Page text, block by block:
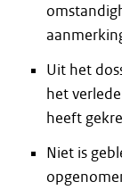
Uit het
het
heeft
Niet is